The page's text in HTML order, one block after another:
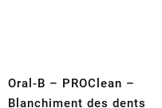
Oral-B – PROClean –
Blanchiment des dents